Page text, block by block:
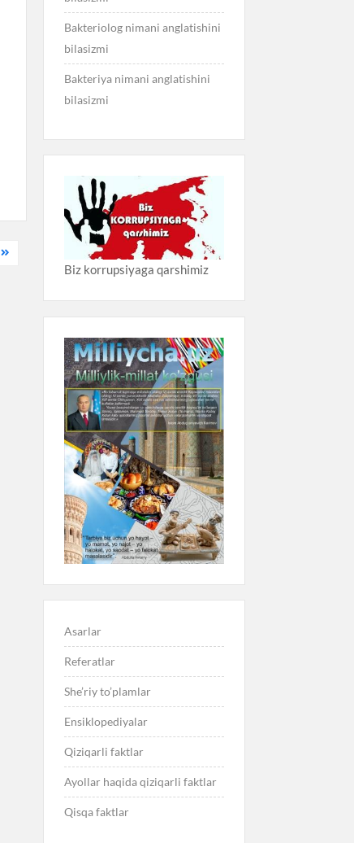
Bakteriolog nimani anglatishini
bilasizmi
Bakteriya nimani anglatishini
bilasizmi
Biz korrupsiyaga qarshimiz
Asarlar
Referatlar
She’riy to’plamlar
Ensiklopediyalar
Qiziqarli faktlar
Ayollar haqida qiziqarli faktlar
Qisqa faktlar